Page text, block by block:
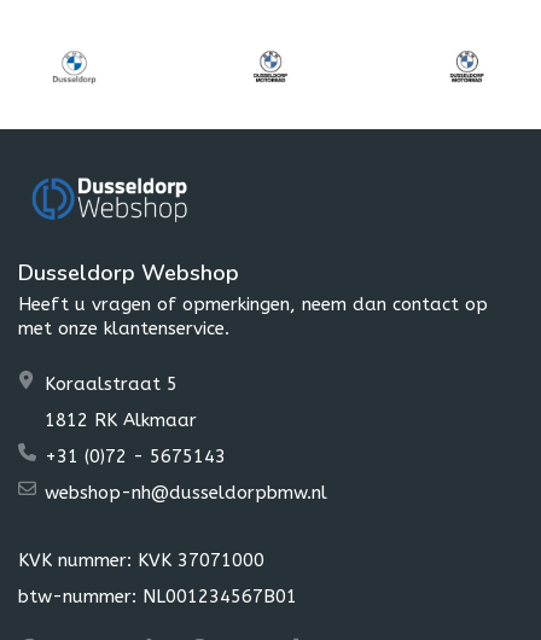
Dusseldorp Webshop
Heeft u vragen of opmerkingen, neem dan contact op
met onze klantenservice.
Koraalstraat 5
1812 RK Alkmaar
+31 (0)72 - 5675143
webshop-nh@dusseldorpbmw.nl
KVK nummer: KVK 37071000
btw-nummer: NL001234567B01